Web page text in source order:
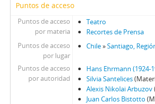
00099 - Amena, Pero...
00100 - Entre La Ilusión Y
00101 - Andrés Pérez: Un
00103 - Perdidos En El
00104 - El Salustio Y El
00105 - Nueve Palabras
Puntos de acceso
Puntos de acceso
por materia
Teatro
Recortes de Prensa
Puntos de acceso
por lugar
Chile»Santiago,
Puntos de acceso
por autoridad
Hans Ehrmann (1924-
Silvia Santelices
Alexis Nikolai Arbuzov
Juan Carlos Bistotto